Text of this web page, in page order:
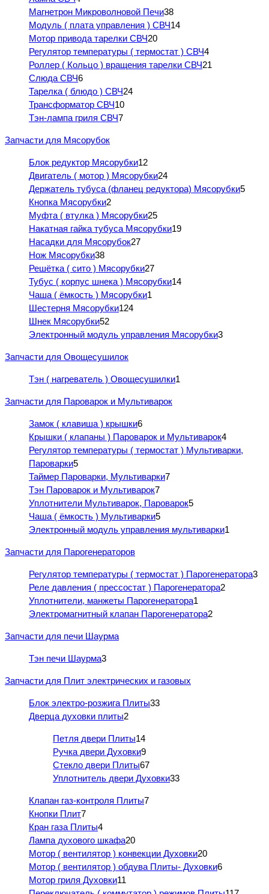
Магнетрон Микроволновой Печи38
Модуль ( плата управления ) СВЧ14
Мотор привода тарелки СВЧ20
Регулятор температуры ( термостат ) СВЧ4
Роллер ( Кольцо ) вращения тарелки СВЧ21
Слюда СВЧ6
Тарелка ( блюдо ) СВЧ24
Трансформатор СВЧ10
Тэн-лампа гриля СВЧ7
Запчасти для Мясорубок
Блок редуктор Мясорубки12
Двигатель ( мотор ) Мясорубки24
Держатель тубуса (фланец редуктора) Мясорубки5
Кнопка Мясорубки2
Муфта ( втулка ) Мясорубки25
Накатная гайка тубуса Мясорубки19
Насадки для Мясорубок27
Нож Мясорубки38
Решётка ( сито ) Мясорубки27
Тубус ( корпус шнека ) Мясорубки14
Чаша ( ёмкость ) Мясорубки1
Шестерня Мясорубки124
Шнек Мясорубки52
Электронный модуль управления Мясорубки3
Запчасти для Овощесушилок
Тэн ( нагреватель ) Овощесушилки1
Запчасти для Пароварок и Мультиварок
Замок ( клавиша ) крышки6
Крышки ( клапаны ) Пароварок и Мультиварок4
Регулятор температуры ( термостат ) Мультиварки,
Пароварки5
Таймер Пароварки, Мультиварки7
Тэн Пароварок и Мультиварок7
Уплотнители Мультиварок, Пароварок5
Чаша ( ёмкость ) Мультиварки5
Электронный модуль управления мультиварки1
Запчасти для Парогенераторов
Регулятор температуры ( термостат ) Парогенератора3
Реле давления ( прессостат ) Парогенератора2
Уплотнители, манжеты Парогенератора1
Электромагнитный клапан Парогенератора2
Запчасти для печи Шаурма
Тэн печи Шаурма3
Запчасти для Плит электрических и газовых
Блок электро-розжига Плиты33
Дверца духовки плиты2
Петля двери Плиты14
Ручка двери Духовки9
Стекло двери Плиты67
Уплотнитель двери Духовки33
Клапан газ-контроля Плиты7
Кнопки Плит7
Кран газа Плиты4
Лампа духового шкафа20
Мотор ( вентилятор ) конвекции Духовки20
Мотор ( вентилятор ) обдува Плиты- Духовки6
Мотор гриля Духовки11